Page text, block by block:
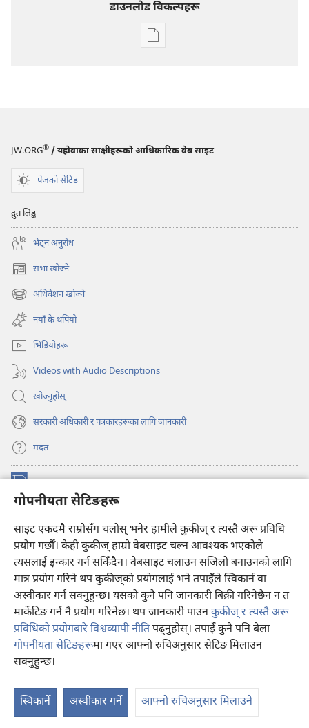
गोपनीयता सेटिङहरू
साइट एकदमै राम्रोसँग चलोस् भनेर हामीले कुकीज् र त्यस्तै अरू प्रविधि
प्रयोग गर्छौँ। केही कुकीज्‌ हाम्रो वेबसाइट चल्न आवश्यक भएकोले
त्यसलाई इन्कार गर्न सकिँदैन। वेबसाइट चलाउन सजिलो बनाउनको लागि
मात्र प्रयोग गरिने थप कुकीज्‌को प्रयोगलाई भने तपाईँले स्विकार्न वा
अस्वीकार गर्न सक्नुहुन्छ। यसको कुनै पनि जानकारी बिक्री गरिनेछैन न त
मार्केटिङ गर्न नै प्रयोग गरिनेछ। थप जानकारी पाउनकुकीज् र त्यस्तै अरू
प्रविधिको प्रयोगबारे विश्वव्यापी नीतिपढ्नुहोस्। तपाईँ कुनै पनि बेला
गोपनीयता सेटिङहरूमा गएर आफ्नो रुचिअनुसार सेटिङ मिलाउन
सक्नुहुन्छ।
स्विकार्ने अस्वीकार गर्ने आफ्नो रुचिअनुसार मिलाउने
डाउनलोड विकल्पहरू
प्रकाशन
संस्करण
अक्टोबर १,
JW.ORG® / यहोवाका साक्षीहरूको आधिकारिक वेब साइट
पेजको सेटिङ
द्रुत लिङ्क
भेट्‌न अनुरोध
सभा खोज्ने
(ब्राउजरको
अर्को
ट्याबमा
नयाँ
पृष्ठ
खुल्नेछ)
अधिवेशन खोज्ने
(ब्राउजरको
अर्को
ट्याबमा
नयाँ
पृष्ठ
खुल्नेछ)
नयाँ के थपियो
भिडियोहरू
Videos with Audio Descriptions
खोज्नुहोस्‌
सरकारी अधिकारी र पत्रकारहरूका लागि जानकारी
मदत
अर्को
नयाँ
पृष्ठ
प्रहरीधरहरा अनलाइन लाइब्रेरी
(ब्राउजरको
अर्को
नयाँ
पृष्ठ
खुल्नेछ)
JW Hub ®
(ब्राउजरको
अर्को
ट्याबमा
नयाँ
पृष्ठ
खुल्नेछ)
JW लाइब्रेरी एप
Copyright© 2026 Watch Tower Bible and Tract Society of Pennsylvania.